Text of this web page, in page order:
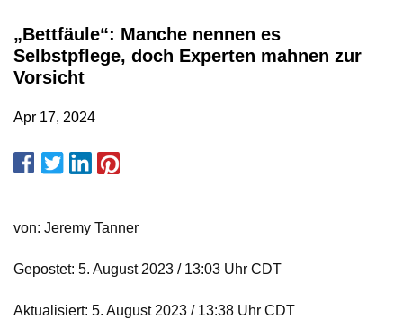
„Bettfäule“: Manche nennen es
Selbstpflege, doch Experten mahnen zur
Vorsicht
Apr 17, 2024
von: Jeremy Tanner
Gepostet: 5. August 2023 / 13:03 Uhr CDT
Aktualisiert: 5. August 2023 / 13:38 Uhr CDT